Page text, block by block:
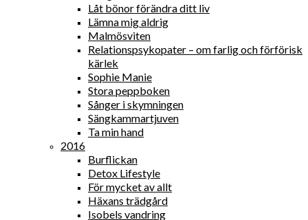
Låt bönor förändra ditt liv
Lämna mig aldrig
Malmösviten
Relationspsykopater – om farlig och förförisk
kärlek
Sophie Manie
Stora peppboken
Sånger i skymningen
Sängkammartjuven
Ta min hand
2016
Burflickan
Detox Lifestyle
För mycket av allt
Häxans trädgård
Isobels vandring